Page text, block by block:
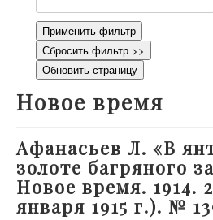
Применить фильтр
Сбросить фильтр >>
Обновить страницу
Новое время
Афанасьев Л. «В
золоте багряного
Новое время. 1914.
января 1915 г.). №